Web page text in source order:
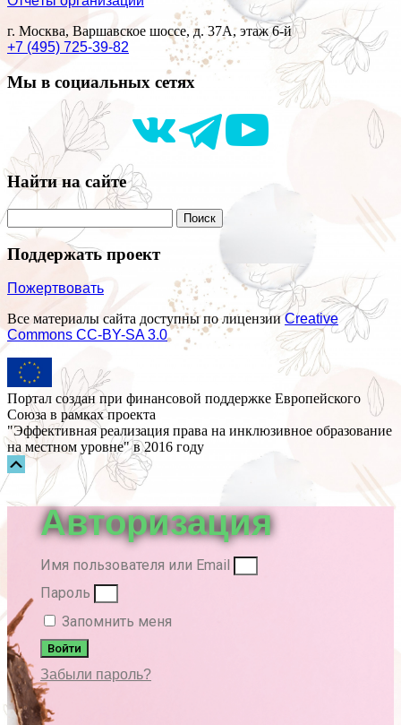
г. Москва, Варшавское шоссе, д. 37А, этаж 6-й
+7 (495) 725-39-82
Мы в социальных сетях
Найти на сайте
Поддержать проект
Пожертвовать
Все материалы сайта доступны по лицензииCreative
Commons СС-BY-SA 3.0
Портал создан при финансовой поддержке Европейского
Союза в рамках проекта
"Эффективная реализация права на инклюзивное образование
на местном уровне" в 2016 году
Прокрутка
вверх
Авторизация
Имя пользователя или Email
Пароль
Запомнить меня
Войти
Забыли пароль?